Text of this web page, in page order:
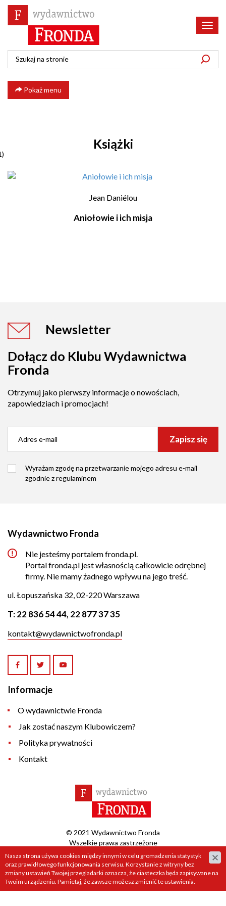
Pokaż menu
Książki
Jean Daniélou
Aniołowie i ich misja
Newsletter
Dołącz do Klubu Wydawnictwa
Fronda
Otrzymuj jako pierwszy informacje o nowościach,
zapowiedziach i promocjach!
Zapisz się
Wyrażam zgodę na przetwarzanie mojego adresu e-mail
zgodnie zregulaminem
Wydawnictwo Fronda
Nie jesteśmy portalem fronda.pl.
Portal fronda.pl jest własnością całkowicie odrębnej
firmy. Nie mamy żadnego wpływu na jego treść.
ul. Łopuszańska 32, 02-220 Warszawa
T:22 836 54 44, 22 877 37 35
kontakt@wydawnictwofronda.pl
Informacje
O wydawnictwie Fronda
Jak zostać naszym Klubowiczem?
Polityka prywatności
Kontakt
© 2021 Wydawnictwo Fronda
Wszelkie prawa zastrzeżone
Projekt &cms:www.zstudio.pl
Nasza strona używa cookies między innymi w celu gromadzenia statystyk
oraz prawidłowego funkcjonowania serwisu. Korzystanie z witryny bez
zmiany ustawień Twojej przegladarki oznacza, że ciasteczka będa zapisywane na
Twoim urządzeniu. Pamietaj, że zawsze możesz zmienić te ustawienia.